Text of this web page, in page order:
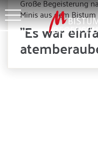
Große Begeisterung
Minis aus dem
"Es war